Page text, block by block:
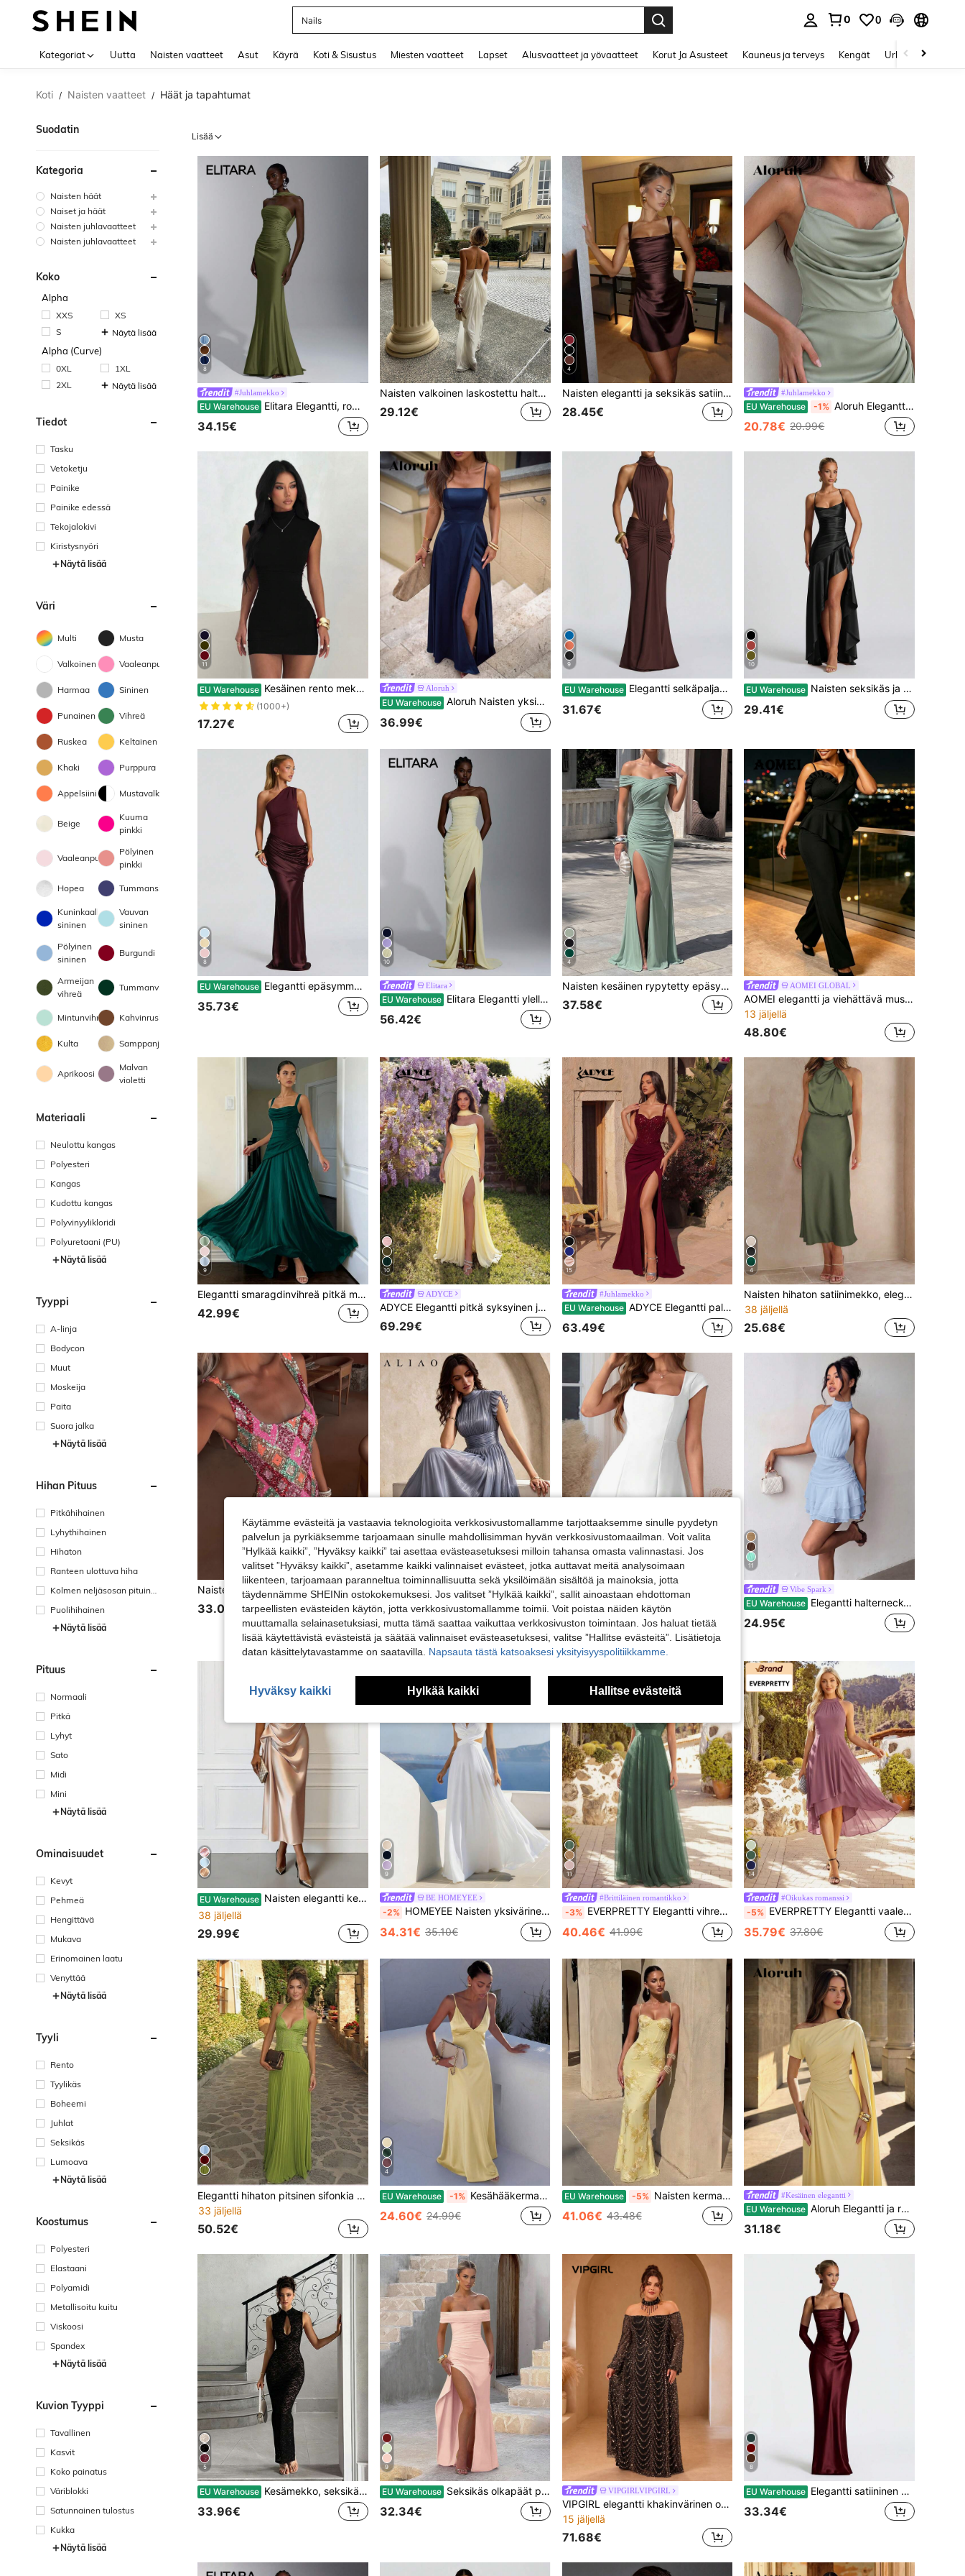
ämpäri
0 0
Kategoriat Uutta Naisten vaatteet Asut Käyrä Koti & Sisustus Miesten vaatteet Lapset Alusvaatteet ja yövaatteet Korut Ja Asusteet Kauneus ja terveys Kengät Urheilu & Ulkoilu
Koti / Naisten vaatteet / Häät ja tapahtumat
Suodatin
Kategoria
Naisten häät
Naiset ja häät
Naisten juhlavaatteet
Naisten juhlavaatteet
Koko
Alpha
XXS
XS
S
Näytä lisää
Alpha (Curve)
0XL
1XL
2XL
Näytä lisää
Tiedot
Tasku
Vetoketju
Painike
Painike edessä
Tekojalokivi
Kiristysnyöri
Näytä lisää
Väri
Multi Musta
Valkoinen Vaaleanpunainen
Harmaa Sininen
Punainen Vihreä
Ruskea Keltainen
Khaki Purppura
Appelsiini Mustavalkoinen
Beige
Kuuma
pinkki
Vaaleanpunainen
Pölyinen
pinkki
Hopea Tummansininen
Kuninkaallinen
sininen
Vauvan
sininen
Pölyinen
sininen
Burgundi
Armeijan
vihreä
Tummanvihreä
Mintunvihreä Kahvinruskea
Kulta Samppanja
Aprikoosi
Malvan
violetti
Materiaali
Neulottu kangas
Polyesteri
Kangas
Kudottu kangas
Polyvinyylikloridi
Polyuretaani (PU)
Näytä lisää
Tyyppi
A-linja
Bodycon
Muut
Moskeija
Paita
Suora jalka
Näytä lisää
Hihan Pituus
Pitkähihainen
Lyhythihainen
Hihaton
Ranteen ulottuva hiha
Kolmen neljäsosan pituine
Puolihihainen
Näytä lisää
Pituus
Normaali
Pitkä
Lyhyt
Sato
Midi
Mini
Näytä lisää
Ominaisuudet
Kevyt
Pehmeä
Hengittävä
Mukava
Erinomainen laatu
Venyttää
Näytä lisää
Tyyli
Rento
Tyylikäs
Boheemi
Juhlat
Seksikäs
Lumoava
Näytä lisää
Koostumus
Polyesteri
Elastaani
Polyamidi
Metallisoitu kuitu
Viskoosi
Spandex
Näytä lisää
Kuvion Tyyppi
Tavallinen
Kasvit
Koko painatus
Väriblokki
Satunnainen tulostus
Kukka
Näytä lisää
Lisää
8
#Juhlamekko
EU Warehouse Elitara Elegantti, romanttinen, seksikäs, minimalistinen malli, vartalonmyötäinen mekko, jossa joustava neulos, spagettiolkaimet, avoin selkä ja istuva vyötärö. Muodikas, vaikuttajatyylinen, sopii lomille, juhliin, häihin, morsiusneitoihin, vihreä
34.15€
Naisten valkoinen laskostettu halterneck-syvä V-kaula pitkä mekko, selkäpaljas ilmava lattiapituinen juhlamekko, elegantti häävieras- ranta- ja lomavaate, muodollinen iltapuku juhliin
29.12€
4
Naisten elegantti ja seksikäs satiininen bodycon-minimekko, hihaton neliönmuotoinen pääntie, rypytetty rintamus, seksikäs juhla-/iltapuku häihin syksyyn
28.45€
#Juhlamekko
EU Warehouse -1% Aloruh Elegantti kesäinen vihreä tyköistuva halter-neck-mekko häävieraalle, pitkähihainen avoneulottu, vartalonmyötäinen, epäsymmetriset olkapäähelmat, cocktailjuhliin, iltapuku, laskostettu etuosa, drapeeraus, reiden halkio, satiininen morsiusneitomenu, juhlatilaisuuteen
20.78€ 20.99€
11
EU Warehouse Kesäinen rento mekko, musta puolikorkeakauluksinen tyköistuva seksikäs bodycon-mekko, häät, syntymäpäivät ja muut tilaisuudet, elegantti lyhyt juhla- ja treffimekko syksyyn
(1000+)
17.27€
Aloruh
EU Warehouse Aloruh Naisten yksivärinen spagettiolkain ristikkäin selästä avoin minimekko, morsiusneitojen mekko
36.99€
9
EU Warehouse Elegantti selkäpaljas vartalonmyötäinen pitkä maksimekko naisille, seksikäs hihaton juhla-, klubi- ja häämekko lomalle, kevääseen ja syksyyn
31.67€
10
EU Warehouse Naisten seksikäs ja elegantti satiininen solmittava röyhelöhelmamekko halkiolla ja spagettiolkaimilla, korkeasta joustavasta kankaasta, epäsymmetrinen pitkä helma, musta, häät-, juhla- ja syysmekko
29.41€
8
EU Warehouse Elegantti epäsymmetrinen olkapää, seksikäs tyköistuva juhlamekko, rypytetty vyötärö- ja lantio-malli syksy
35.73€
10
Elitara
EU Warehouse Elitara Elegantti ylellinen keltainen seksikäs olkaimeton satiininen rypytetty halkiollinen merenneitomallinen mekko takasoljella, sopii häihin, juhliin, polttareihin, lomalle, tanssiaisiin ja iltajuhliin
56.42€
4
Naisten kesäinen rypytetty epäsymmetrinen halkio pitkä tyköistuva off-shoulder-mekko, elegantti vihreä yökerho-, ilta- ja cocktailjuhlamekko
37.58€
AOMEI GLOBAL
AOMEI elegantti ja viehättävä musta naisten haalari, röyhelöinen yksiolkahihainen, ohuet olkaimet, vyötäröä korostava korkeavyötäröinen leveälahkeinen juhlava iltaparty-romper
13 jäljellä
48.80€
9
Elegantti smaragdinvihreä pitkä morsiusneitomekko, hihaton neliönmuotoinen pääntie, vintage-tyylinen juhlava iltapuku, epäsymmetrinen yksityiskohta ja nyöritysselkä, laskeutuva kudottu kangas, sopii romanttisiin tilaisuuksiin, juhliin, burgundinpunainen kokoontumisiltapuku, kouluunpaluu, Halloween, valmistujaiskausi
42.99€
10
ADYCE
ADYCE Elegantti pitkä syksyinen juhlapuku, solmukaulus, korkea vyötärö, laskostettu, korkea halkio ja avoin selkä
69.29€
15
#Juhlamekko
EU Warehouse ADYCE Elegantti paljettitilkkutäytteinen korsettipuku paksilla olkaimilla, korkealla vyötäröllä, rypytyksellä, korkealla halkiolla ja selkäsidonnalla, lattiapituinen juhlapuku häävieraille, muodollinen iltapuku syksyyn
63.49€
4
Naisten hihaton satiinimekko, elegantti silkkipilkattu cocktailmekko, kesäinen klubi- ja juhlimekko, häävieras- ja lomavaate kevääseen ja syksyyn
38 jäljellä
25.68€
Naisten elegantti seksikäs rombinen paljettikoristeinen minijuhlamekko
33.00€
Aliao
ALIAO naisten elegantti vintage-tyylinen pölynsininen kiiltävä röyhelöhelmainen pliseerattu yläosallinen pitkä mekko, romanttinen hienostunut mekko, hääkauteen, treffeille ja päivittäiseen käyttöön, naisten midimekko, glamourinen iltatyyli, häävierasmekko
38 jäljellä
34.78€
5
14.56€
11
Vibe Spark
EU Warehouse Elegantti halterneck-selkäpaljas minimekko kerrostetulla röyhelöhelmalla hääkäyttöön
24.95€
EU Warehouse Naisten elegantti kevät/kesä satiininen yksiolkahimainen keskipituinen juhlamekko, äitienpäivämekko syksyyn
38 jäljellä
29.99€
9
BE HOMEYEE
-2% HOMEYEE Naisten yksivärinen sifonki-mekko, seksikäs V-pääntie, spagettiolkaimet, selkäpaljastettu, elegantti A-linja, lomaan, morsiusneidolle, häihin, valkoiseen juhlaan, syksyyn
34.31€ 35.10€
11
#Brittiläinen romantikko
-3% EVERPRETTY Elegantti vihreä A-linjainen maksipituinen morsiusneitomekko V-pääntiellä, kevään/kesän häävieraan juhlamekko, sopii juhliin, tanssiaisiin ja syksyyn
40.46€ 41.99€
14
#Oikukas romanssi
-5% EVERPRETTY Elegantti vaaleanpunainen sifonkimeikko röyhelöillä, avoimella selällä ja epäsymmetrisellä helmalla, morsiusneitomekko, häävierasmekko, keskipitkä syksymekko
35.79€ 37.80€
Elegantti hihaton pitsinen sifonkia oleva laskostettu pitkähihnainen bustier-juhlamekko
33 jäljellä
50.52€
4
EU Warehouse -1% Kesähääkermanvärinen keltainen satiininen pitkä morsiusneitomekko, spagettiolkaimet, syvä V-pääntie, selkäsidonta, vetoketju, selkäpaljas, hieman joustava kudottu laskostettu mekko syksyyn
24.60€ 24.99€
EU Warehouse -5% Naisten kermankeltainen kiiltävä kukkakuvioinen kirjailtu elegantti seksikäs puoliläpikuultava selkämys kukkakuvioisella verkkokankaalla, sopii iltatreffeille, vuosipäivään, valmistujaisiin ja muodolliseen gaalaan
41.06€ 43.48€
#Kesäinen elegantti
EU Warehouse Aloruh Elegantti ja romanttinen vaaleankeltainen kudottu materiaali, viistot olkapäät, epäsymmetriset hihat, kelluvat paneelit, laskostettu mikrokuituinen kalanpyrstöhelma, sopii treffeille, lomille, häihin, tapahtumiin, koulunaloitukseen, valmistujaisiin, muodolliseen morsiusneitojen mekkoon
31.18€
5
EU Warehouse Kesämekko, seksikäs pitsinen ontto patchwork-cheongsam-tyylinen tyköistuva musta mekko, muodollinen iltapuku, elegantti naisten mekko, juhlapuku ja elegantti syksy
33.96€
9
EU Warehouse Seksikäs olkapäät paljastava halkioinen elegantti tyköistuva pitkä mekko, häiden erittäin pitkä gaunimekko, morsiusneitomekko, joulujuhlimekko, syksyn prom-mekko
32.34€
VIPGIRLVIPGIRL
VIPGIRL elegantti khakinvärinen off-shoulder plus-kokoinen pitkä promimekko, pussimaiset hihat, korkea halkio, tyllinen iltapuku, häävierasmekko
15 jäljellä
71.68€
8
EU Warehouse Elegantti satiininen vyötäröä korostava solmittava bodycon-slip-mekko, Halloween-juhlapuku, joulujuhlien pitkä mekko, hää- ja syysmekko
33.34€
Käytämme evästeitä ja vastaavia teknologioita verkkosivustomallamme tarjottaaksemme sinulle pyydetyn
palvelun ja pyrkiäksemme tarjoamaan sinulle mahdollisimman hyvän verkkosivustomaailman. Voit valita
”Hylkää kaikki”, ”Hyväksy kaikki” tai asettaa evästeasetuksesi milloin tahansa omasta valinnastasi. Jos
valitset ”Hyväksy kaikki”, asetamme kaikki valinnaiset evästeet, jotka auttavat meitä analysoimaan
liikenteen, tarjoamaan paranneltua toiminnallisuutta sekä yksilöimään sisältöä ja mainoksia, jotta
täydennämme SHEINin ostokokemuksesi. Jos valitset ”Hylkää kaikki”, sallit ainoastaan ehdottoman
tarpeellisten evästeiden käytön, jotta verkkosivustomallamme toimii. Voit poistaa näiden käytön
muuttamalla selainasetuksiasi, mutta tämä saattaa vaikuttaa verkkosivuston toimintaan. Jos haluat tietää
lisää käytettävistä evästeistä ja säätää valinnaiset evästeasetuksesi, valitse ”Hallitse evästeitä”. Lisätietoja
datan käsittelytavastamme on saatavilla. Napsauta tästä katsoaksesi yksityisyyspolitiikkamme.
Hyväksy kaikki Hylkää kaikki Hallitse evästeitä